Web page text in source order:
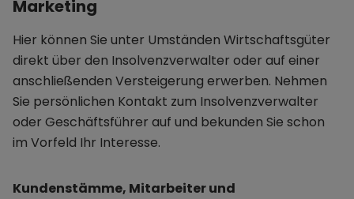
Marketing
Hier können Sie unter Umständen Wirtschaftsgüter
direkt über den Insolvenzverwalter oder auf einer
anschließenden Versteigerung erwerben. Nehmen
Sie persönlichen Kontakt zum Insolvenzverwalter
oder Geschäftsführer auf und bekunden Sie schon
im Vorfeld Ihr Interesse.
Kundenstämme, Mitarbeiter und